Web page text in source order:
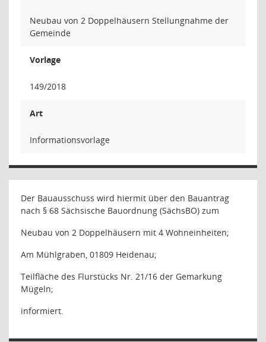
Neubau von 2 Doppelhäusern Stellungnahme der
Gemeinde
Vorlage
149/2018
Art
Informationsvorlage
Der Bauausschuss wird hiermit über den Bauantrag
nach § 68 Sächsische Bauordnung (SächsBO) zum
Neubau von 2 Doppelhäusern mit 4 Wohneinheiten;
Am Mühlgraben, 01809 Heidenau;
Teilfläche des Flurstücks Nr. 21/16 der Gemarkung
Mügeln;
informiert.